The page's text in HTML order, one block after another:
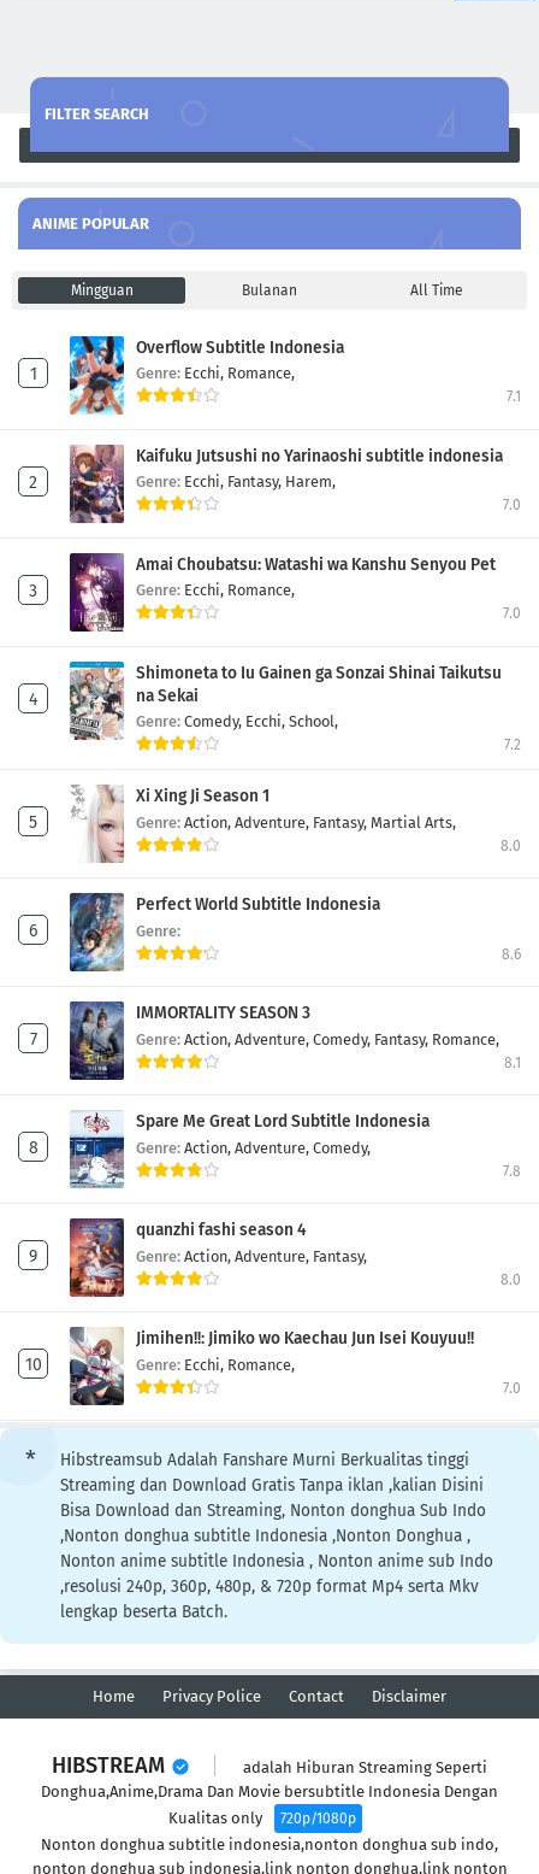
FILTER SEARCH
ANIME POPULAR
Mingguan Bulanan All Time
Overflow Subtitle Indonesia
Genre: Ecchi, Romance,
7.1
Kaifuku Jutsushi no Yarinaoshi subtitle indonesia
Genre: Ecchi, Fantasy, Harem,
7.0
Amai Choubatsu: Watashi wa Kanshu Senyou Pet
Genre: Ecchi, Romance,
7.0
Shimoneta to Iu Gainen ga Sonzai Shinai Taikutsu
na Sekai
Genre: Comedy, Ecchi, School,
7.2
Xi Xing Ji Season 1
Genre: Action, Adventure, Fantasy, Martial Arts,
8.0
Perfect World Subtitle Indonesia
Genre:
8.6
IMMORTALITY SEASON 3
Genre: Action, Adventure, Comedy, Fantasy, Romance,
8.1
Spare Me Great Lord Subtitle Indonesia
Genre: Action, Adventure, Comedy,
7.8
quanzhi fashi season 4
Genre: Action, Adventure, Fantasy,
8.0
Jimihen!!: Jimiko wo Kaechau Jun Isei Kouyuu!!
Genre: Ecchi, Romance,
7.0
Hibstreamsub Adalah Fanshare Murni Berkualitas tinggi
Streaming dan Download Gratis Tanpa iklan ,kalian Disini
Bisa Download dan Streaming, Nonton donghua Sub Indo
,Nonton donghua subtitle Indonesia ,Nonton Donghua ,
Nonton anime subtitle Indonesia , Nonton anime sub Indo
,resolusi 240p, 360p, 480p, & 720p format Mp4 serta Mkv
lengkap beserta Batch.
Home Privacy Police Contact Disclaimer
HIBSTREAM
adalah Hiburan Streaming Seperti
Donghua,Anime,Drama Dan Movie bersubtitle Indonesia Dengan
Kualitas only
720p/1080p
Nonton donghua subtitle indonesia,nonton donghua sub indo,
nonton donghua sub indonesia,link nonton donghua,link nonton